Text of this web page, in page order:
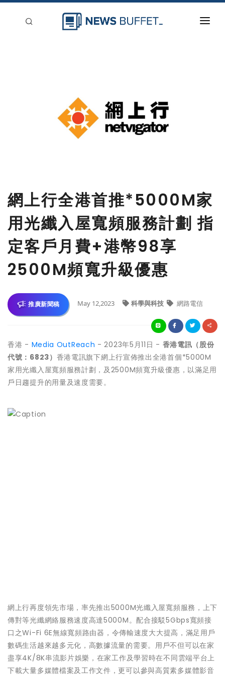
網上行全港首推*5000M家
用光纖入屋寬頻服務計劃 指
定客戶月費+港幣98享
2500M頻寬升級優惠
推廣新聞稿 May 12,2023 科學與科技 網路電信
香港 - Media OutReach - 2023年5月11日 - 香港電訊（股份
代號： 6823） 香港電訊旗下網上行宣佈推出全港首個*5000M
家用光纖入屋寬頻服務計劃，及2500M頻寬升級優惠，以滿足用
戶日趨提升的用量及速度需要。
網上行再度領先市場，率先推出5000M光纖入屋寬頻服務，上下
傳對等光纖網絡服務速度高達5000M。配合接駁5Gbps寬頻接
口之Wi-Fi 6E無線寬頻路由器，令傳輸速度大大提高，滿足用戶
數碼生活越來越多元化，高數據流量的需要。用戶不但可以在家
盡享4K/8K串流影片娛樂，在家工作及學習時在不同雲端平台上
下載大量多媒體檔案及工作文件，更可以參與高質素多媒體影音